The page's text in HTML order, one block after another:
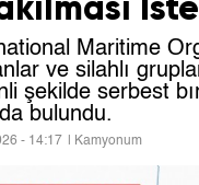
Maritime
ve silahlı
şekilde serbest
bulundu.
- 14:17 | Kamyonum